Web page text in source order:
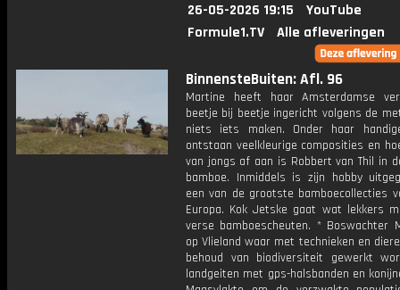
26-05-2026 19:15
YouTube
Formule1.TV
Alle afleveringen
BinnensteBuiten: Afl. 96
Martine heeft haar Amsterdamse
beetje bij beetje ingericht volgens de
niets iets maken. Onder haar
ontstaan veelkleurige composities en
van jongs af aan is Robbert van Thil in
bamboe. Inmiddels is zijn hobby
een van de grootste bamboecollecties
Europa. Kok Jetske gaat wat lekkers
verse bamboescheuten. * Boswachter
op Vlieland waar met technieken en
behoud van biodiversiteit gewerkt
landgeiten met gps-halsbanden en